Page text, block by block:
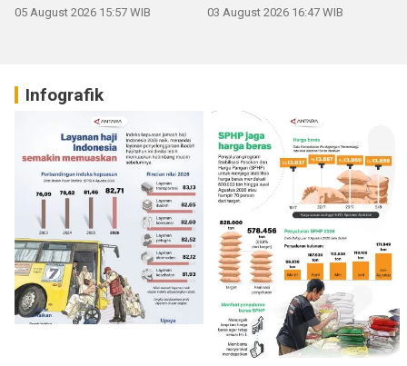
05 August 2026 15:57 WIB 03 August 2026 16:47 WIB
Infografik